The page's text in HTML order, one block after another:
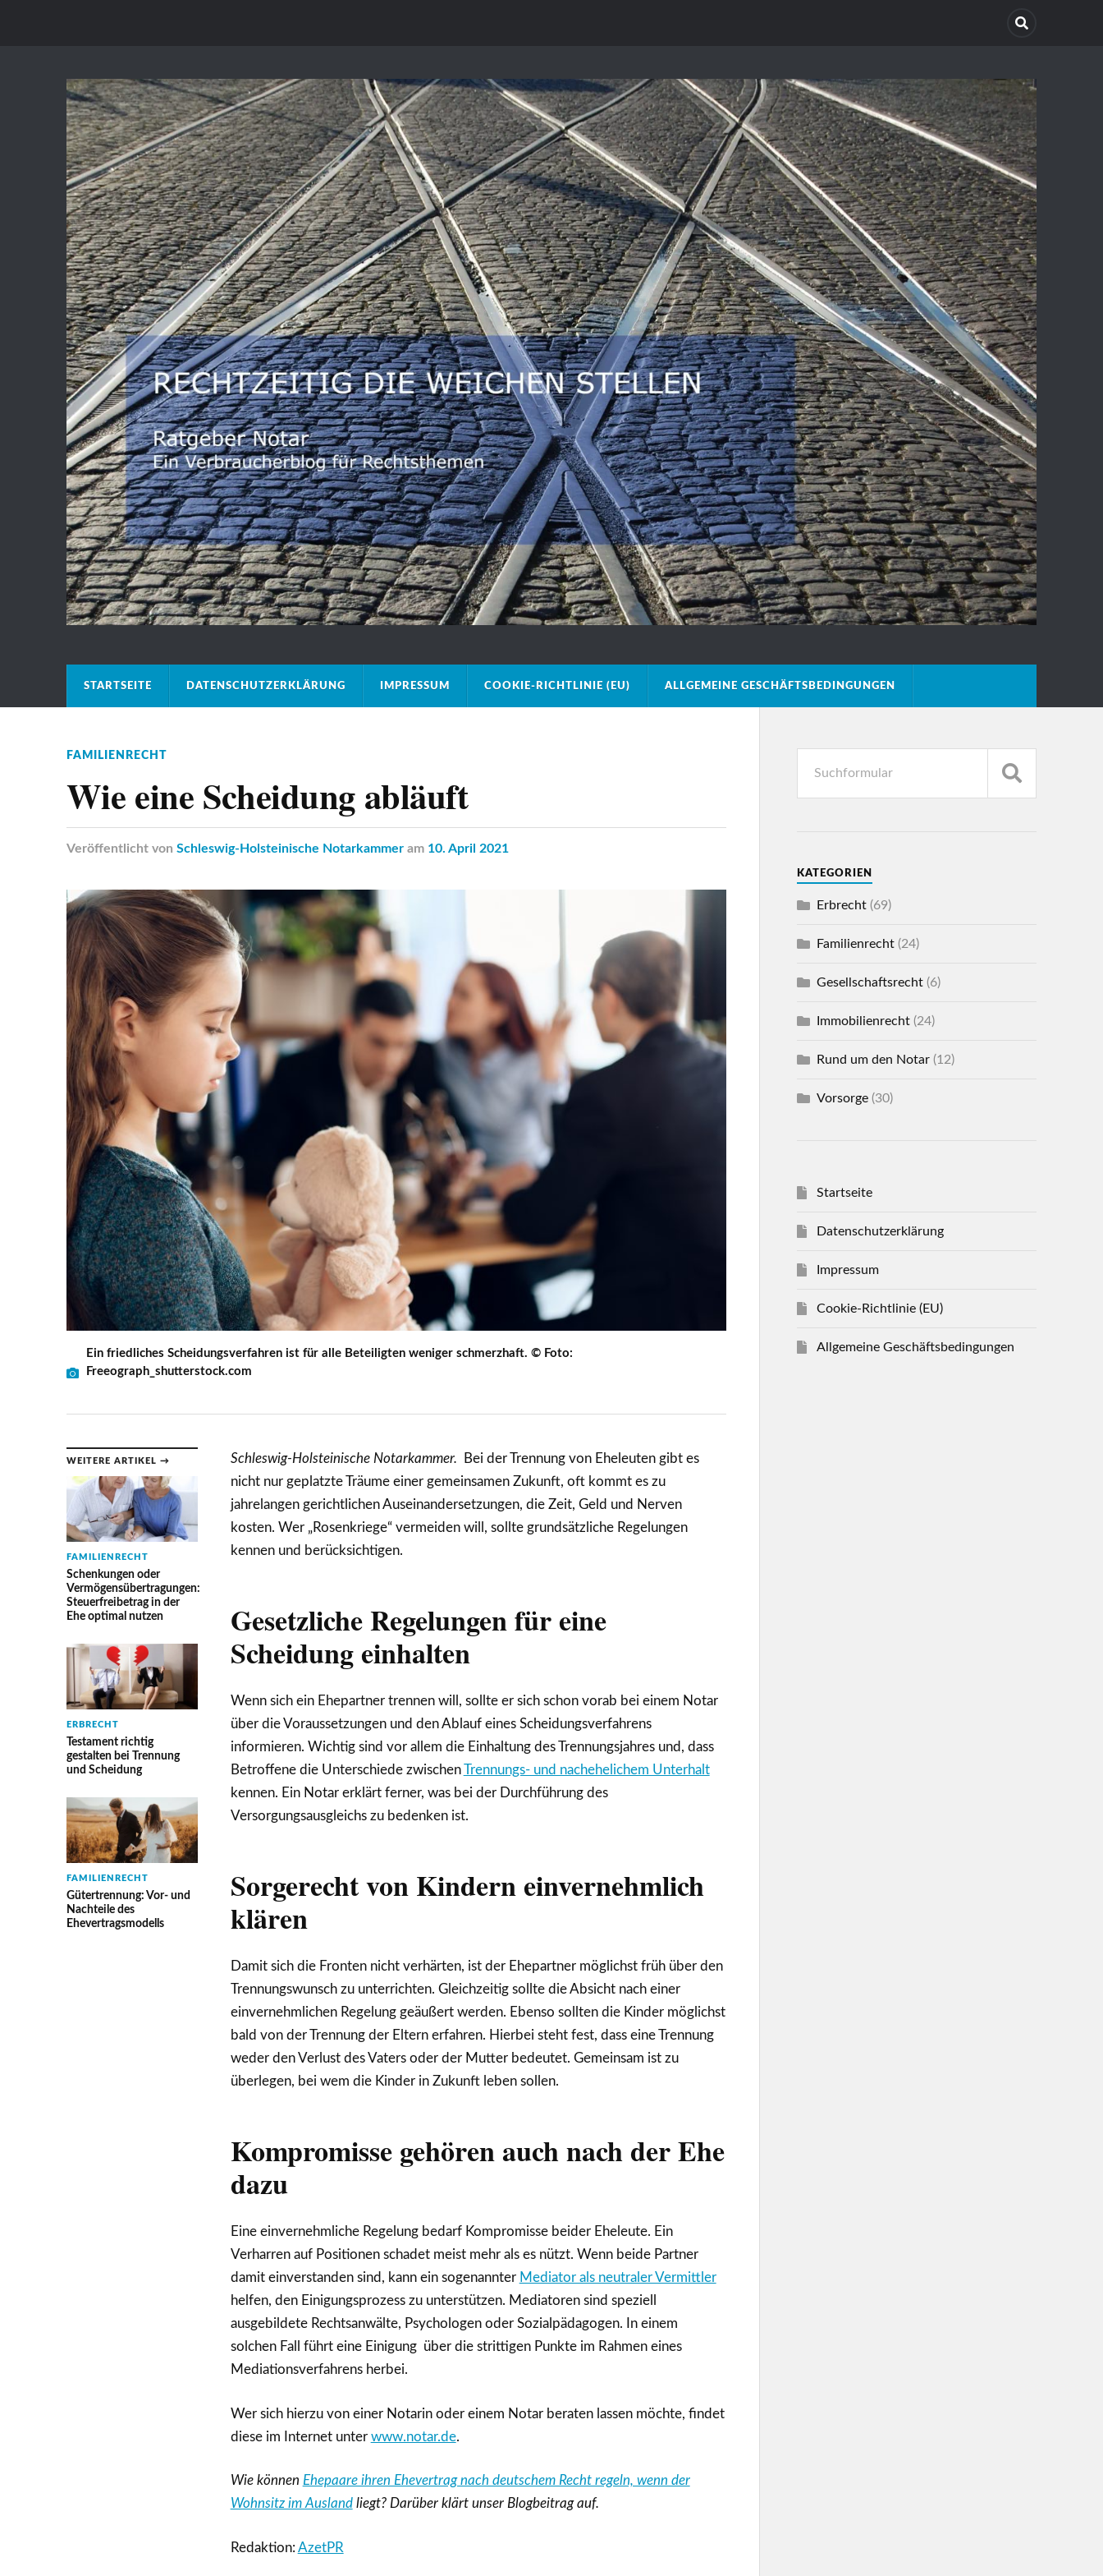
STARTSEITE DATENSCHUTZERKLÄRUNG IMPRESSUM COOKIE-RICHTLINIE (EU) ALLGEMEINE GESCHÄFTSBEDINGUNGEN
FAMILIENRECHT
Wie eine Scheidung abläuft
Veröffentlicht von Schleswig-Holsteinische Notarkammer am 10. April 2021
Ein friedliches Scheidungsverfahren ist für alle Beteiligten weniger schmerzhaft. © Foto:
Freeograph_shutterstock.com
WEITERE ARTIKEL →
FAMILIENRECHT
Schenkungen oder
Vermögensübertragungen:
Steuerfreibetrag in der
Ehe optimal nutzen
ERBRECHT
Testament richtig
gestalten bei Trennung
und Scheidung
FAMILIENRECHT
Gütertrennung: Vor- und
Nachteile des
Ehevertragsmodells
Schleswig-Holsteinische Notarkammer.
Bei der Trennung von Eheleuten gibt es
nicht nur geplatzte Träume einer gemeinsamen Zukunft, oft kommt es zu
jahrelangen gerichtlichen Auseinandersetzungen, die Zeit, Geld und Nerven
kosten. Wer „Rosenkriege“ vermeiden will, sollte grundsätzliche Regelungen
kennen und berücksichtigen.
Gesetzliche Regelungen für eine
Scheidung einhalten
Wenn sich ein Ehepartner trennen will, sollte er sich schon vorab bei einem Notar
über die Voraussetzungen und den Ablauf eines Scheidungsverfahrens
informieren. Wichtig sind vor allem die Einhaltung des Trennungsjahres und, dass
Betroffene die Unterschiede zwischenTrennungs- und nachehelichem Unterhalt
kennen. Ein Notar erklärt ferner, was bei der Durchführung des
Versorgungsausgleichs zu bedenken ist.
Sorgerecht von Kindern einvernehmlich
klären
Damit sich die Fronten nicht verhärten, ist der Ehepartner möglichst früh über den
Trennungswunsch zu unterrichten. Gleichzeitig sollte die Absicht nach einer
einvernehmlichen Regelung geäußert werden. Ebenso sollten die Kinder möglichst
bald von der Trennung der Eltern erfahren. Hierbei steht fest, dass eine Trennung
weder den Verlust des Vaters oder der Mutter bedeutet. Gemeinsam ist zu
überlegen, bei wem die Kinder in Zukunft leben sollen.
Kompromisse gehören auch nach der Ehe
dazu
Eine einvernehmliche Regelung bedarf Kompromisse beider Eheleute. Ein
Verharren auf Positionen schadet meist mehr als es nützt. Wenn beide Partner
damit einverstanden sind, kann ein sogenannter Mediator als neutraler Vermittler
helfen, den Einigungsprozess zu unterstützen. Mediatoren sind speziell
ausgebildete Rechtsanwälte, Psychologen oder Sozialpädagogen. In einem
solchen Fall führt eine Einigung über die strittigen Punkte im Rahmen eines
Mediationsverfahrens herbei.
Wer sich hierzu von einer Notarin oder einem Notar beraten lassen möchte, findet
diese im Internet unter www.notar.de.
Wie können Ehepaare ihren Ehevertrag nach deutschem Recht regeln, wenn der
Wohnsitz im Auslandliegt? Darüber klärt unser Blogbeitrag auf.
Redaktion: AzetPR
KATEGORIEN
Erbrecht(69)
Familienrecht(24)
Gesellschaftsrecht(6)
Immobilienrecht(24)
Rund um den Notar(12)
Vorsorge(30)
Startseite
Datenschutzerklärung
Impressum
Cookie-Richtlinie (EU)
Allgemeine Geschäftsbedingungen